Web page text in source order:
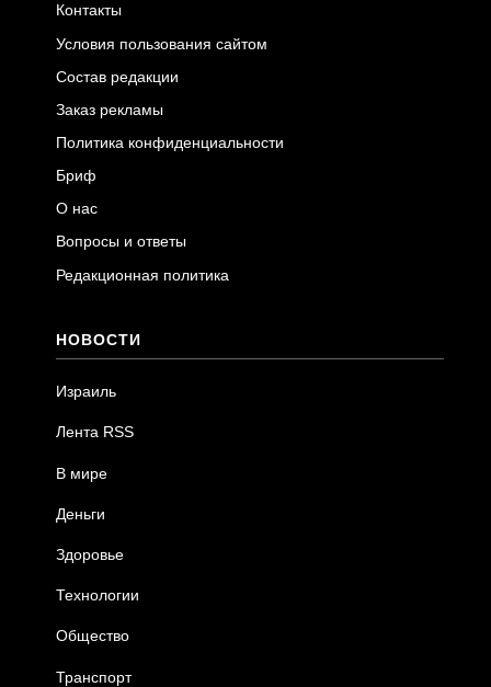
Контакты
Условия пользования сайтом
Состав редакции
Заказ рекламы
Политика конфиденциальности
Бриф
О нас
Вопросы и ответы
Редакционная политика
НОВОСТИ
Израиль
Лента RSS
В мире
Деньги
Здоровье
Технологии
Общество
Транспорт